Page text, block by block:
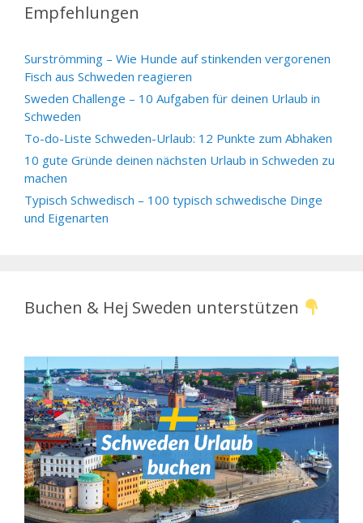
Empfehlungen
Surströmming – Wie Hunde auf stinkenden vergorenen
Fisch aus Schweden reagieren
Sweden Challenge – 10 Aufgaben für deinen Urlaub in
Schweden
To-do-Liste Schweden-Urlaub: 12 Punkte zum Abhaken
10 gute Gründe deinen nächsten Urlaub in Schweden zu
machen
Typisch Schwedisch – 100 typisch schwedische Dinge
und Eigenarten
Buchen & Hej Sweden unterstützen